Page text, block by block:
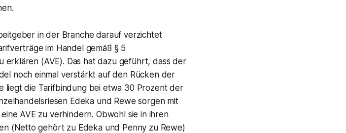
in der Branche darauf verzichtet
im Handel gemäß § 5
erklären (AVE). Das hat dazu geführt, dass der
noch einmal verstärkt auf den Rücken der
liegt die Tarifbindung bei etwa 30 Prozent der
Edeka und Rewe sorgen mit
AVE zu verhindern. Obwohl sie in ihren
(Netto gehört zu Edeka und Penny zu Rewe)